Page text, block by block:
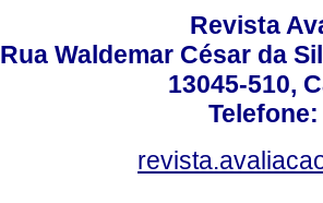
Revista
Rua Waldemar César da
13045-510,
Telefone: